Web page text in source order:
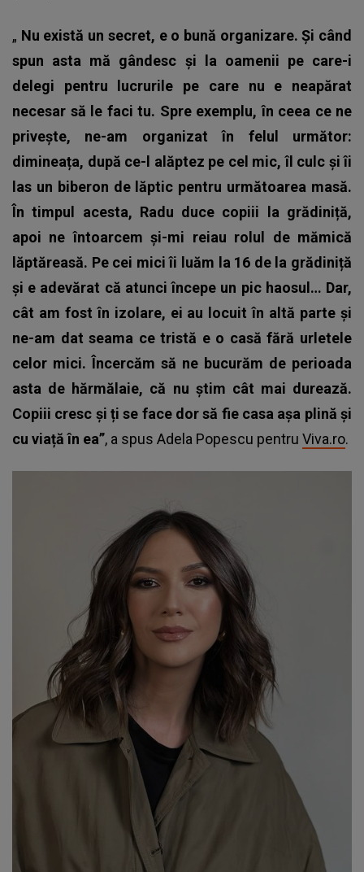
„ Nu există un secret, e o bună organizare. Și când
spun asta mă gândesc și la oamenii pe care-i
delegi pentru lucrurile pe care nu e neapărat
necesar să le faci tu. Spre exemplu, în ceea ce ne
privește, ne-am organizat în felul următor:
dimineața, după ce-l alăptez pe cel mic, îl culc și îi
las un biberon de lăptic pentru următoarea masă.
În timpul acesta, Radu duce copiii la grădiniță,
apoi ne întoarcem și-mi reiau rolul de mămică
lăptăreasă. Pe cei mici îi luăm la 16 de la grădiniță
și e adevărat că atunci începe un pic haosul… Dar,
cât am fost în izolare, ei au locuit în altă parte și
ne-am dat seama ce tristă e o casă fără urletele
celor mici. Încercăm să ne bucurăm de perioada
asta de hărmălaie, că nu știm cât mai durează.
Copiii cresc și ți se face dor să fie casa așa plină și
cu viață în ea”, a spus Adela Popescu pentru Viva.ro.